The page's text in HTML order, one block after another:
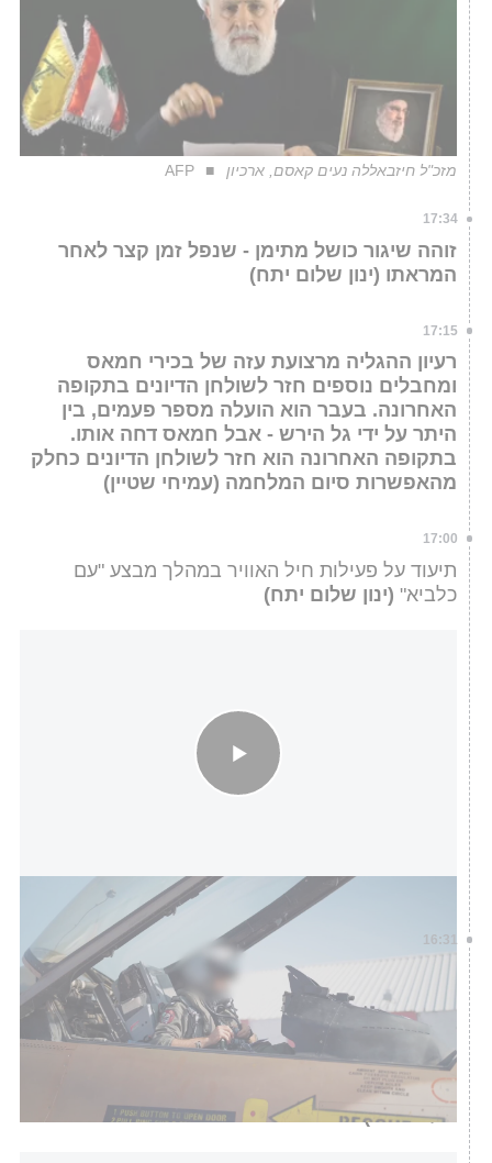
מזכ"ל חיזבאללה נעים קאסם, ארכיון AFP
17:34
זוהה שיגור כושל מתימן - שנפל זמן קצר לאחר
המראתו (ינון שלום יתח)
17:15
רעיון ההגליה מרצועת עזה של בכירי חמאס
ומחבלים נוספים חזר לשולחן הדיונים בתקופה
האחרונה. בעבר הוא הועלה מספר פעמים, בין
היתר על ידי גל הירש - אבל חמאס דחה אותו.
בתקופה האחרונה הוא חזר לשולחן הדיונים כחלק
מהאפשרות סיום המלחמה (עמיחי שטיין)
17:00
תיעוד על פעילות חיל האוויר במהלך מבצע "עם
כלביא" (ינון שלום יתח)
פעילות חיל האוויר במהלך מבצע עם כלביא דובר צה"ל
16:31
חטיבת 769 השמידה מבנה בכפר חולא שבדרום
לבנון, אשר שימש את חיזבאללה לנסיונות איסוף
מודיעין על פעילות צה"ל. המבנה היה גם ביתו של
מחבל חיזבאללה אחמד ע'אזי עלי, שחוסל לפני
כשבוע באותו הכפר לאחר שזוהה פועל לניסיון שיקום
תשתיות של ארגון הטרור חיזבאללה במרחב
שלום יתח)